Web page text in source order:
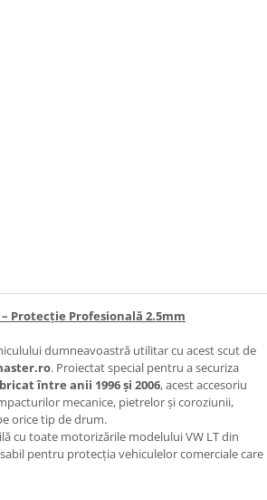
– Protecție Profesională 2.5mm
dumneavoastră utilitar cu acest scut de
. Proiectat special pentru a securiza
între anii 1996 și 2006, acest accesoriu
mecanice, pietrelor și coroziunii,
orice tip de drum.
cu toate motorizările modelului VW LT din
pentru protecția vehiculelor comerciale care